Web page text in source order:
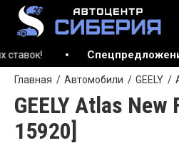
Спецпредложение
Главная Автомобили GEELY
GEELY Atlas
15920]